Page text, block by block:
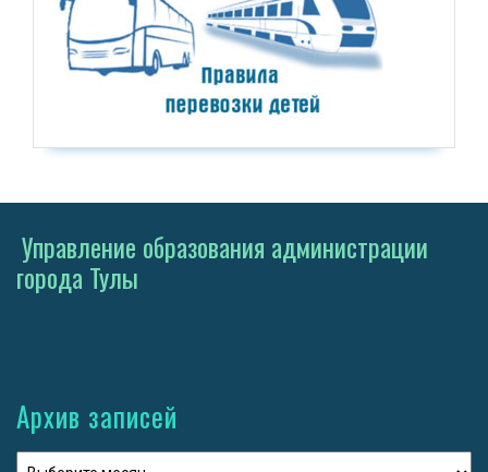
Управление образования администрации
города Тулы
Архив записей